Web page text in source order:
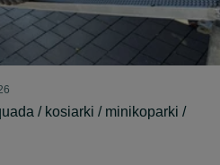
/ kosiarki / minikoparki /